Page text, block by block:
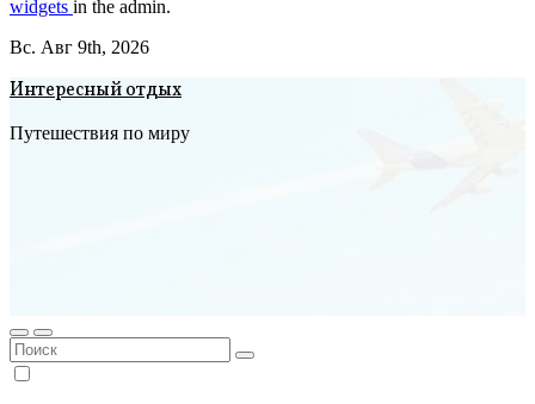
widgets in the admin.
Вс. Авг 9th, 2026
Интересный отдых
Путешествия по миру